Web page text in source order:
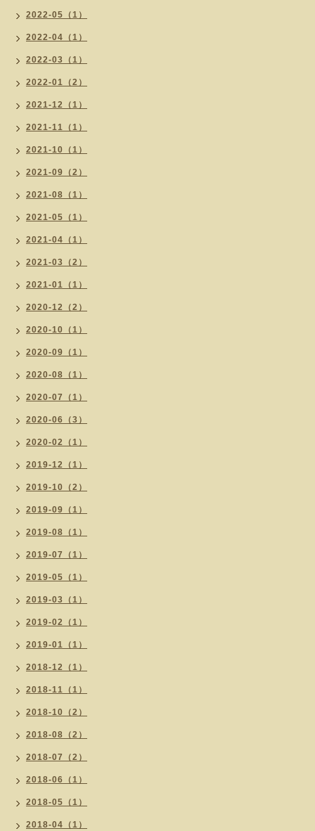
2022-05（1）
2022-04（1）
2022-03（1）
2022-01（2）
2021-12（1）
2021-11（1）
2021-10（1）
2021-09（2）
2021-08（1）
2021-05（1）
2021-04（1）
2021-03（2）
2021-01（1）
2020-12（2）
2020-10（1）
2020-09（1）
2020-08（1）
2020-07（1）
2020-06（3）
2020-02（1）
2019-12（1）
2019-10（2）
2019-09（1）
2019-08（1）
2019-07（1）
2019-05（1）
2019-03（1）
2019-02（1）
2019-01（1）
2018-12（1）
2018-11（1）
2018-10（2）
2018-08（2）
2018-07（2）
2018-06（1）
2018-05（1）
2018-04（1）